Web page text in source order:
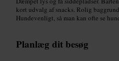
kort udvalg af snacks. Rolig
Hundevenligt, så man kan ofte se
Planlæg dit besøg